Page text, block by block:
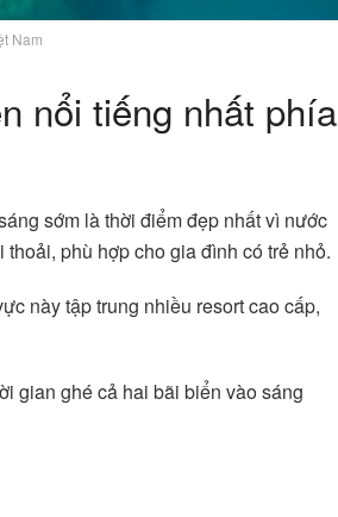
Nam
nổi tiếng nhất phía
sớm là thời điểm đẹp nhất vì nước
phù hợp cho gia đình có trẻ nhỏ.
này tập trung nhiều resort cao cấp,
gian ghé cả hai bãi biển vào sáng